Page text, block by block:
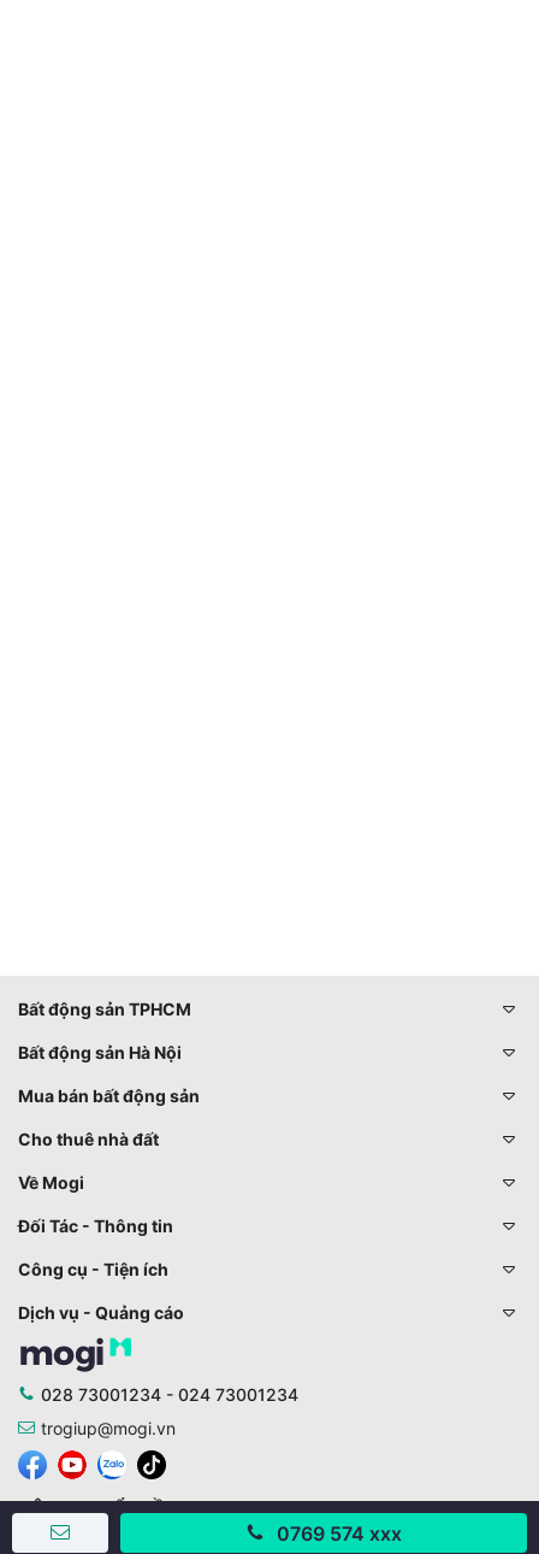
0769 574 xxx
Bất động sản TPHCM
Bất động sản Hà Nội
Mua bán bất động sản
Cho thuê nhà đất
Về Mogi
Đối Tác - Thông tin
Công cụ - Tiện ích
Dịch vụ - Quảng cáo
028 73001234 - 024 73001234
trogiup@mogi.vn
CÔNG TY CỔ PHẦN ĐỊNH ANH
Chịu trách nhiệm chính: Ông Phạm Chu Hi